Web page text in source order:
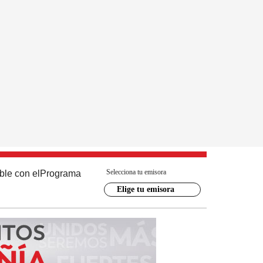
con el Programa Selecciona tu emisora
Elige tu emisora